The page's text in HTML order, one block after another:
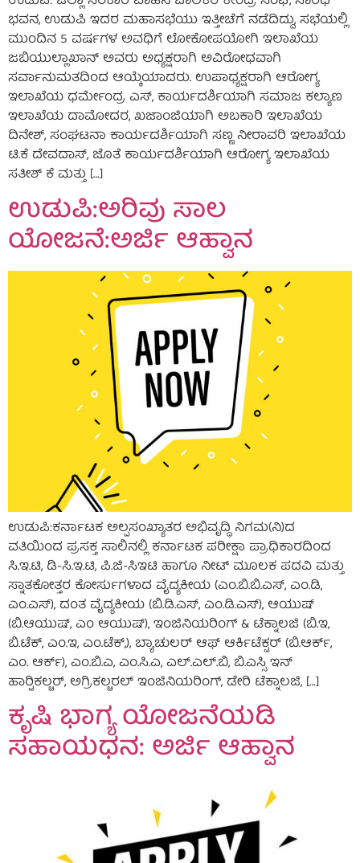
ಭವನ, ಉಡುಪಿ ಇದರ ಮಹಾಸಭೆಯು ಇತ್ತೀಚೆಗೆ ನಡೆದಿದ್ದು, ಸಭೆಯಲ್ಲಿ
ಮುಂದಿನ 5 ವರ್ಷಗಳ ಅವಧಿಗೆ ಲೋಕೋಪಯೋಗಿ ಇಲಾಖೆಯ
ಜಬಿಯುಲ್ಲಾಖಾನ್ ಅವರು ಅಧ್ಯಕ್ಷರಾಗಿ ಅವಿರೋಧವಾಗಿ
ಸರ್ವಾನುಮತದಿಂದ ಆಯ್ಕೆಯಾದರು. ಉಪಾಧ್ಯಕ್ಷರಾಗಿ ಆರೋಗ್ಯ
ಇಲಾಖೆಯ ಧರ್ಮೇಂದ್ರ ಎಸ್, ಕಾರ್ಯದರ್ಶಿಯಾಗಿ ಸಮಾಜ ಕಲ್ಯಾಣ
ಇಲಾಖೆಯ ದಾಮೋದರ, ಖಜಾಂಜಿಯಾಗಿ ಅಬಕಾರಿ ಇಲಾಖೆಯ
ದಿನೇಶ್, ಸಂಘಟನಾ ಕಾರ್ಯದರ್ಶಿಯಾಗಿ ಸಣ್ಣ ನೀರಾವರಿ ಇಲಾಖೆಯ
ಟಿ.ಕೆ ದೇವದಾಸ್, ಜೊತೆ ಕಾರ್ಯದರ್ಶಿಯಾಗಿ ಆರೋಗ್ಯ ಇಲಾಖೆಯ
ಸತೀಶ್ ಕೆ ಮತ್ತು […]
ಉಡುಪಿ:ಅರಿವು ಸಾಲ
ಯೋಜನೆ:ಅರ್ಜಿ ಆಹ್ವಾನ
ಉಡುಪಿ:ಕರ್ನಾಟಕ ಅಲ್ಪಸಂಖ್ಯಾತರ ಅಭಿವೃದ್ಧಿ ನಿಗಮ(ನಿ)ದ
ವತಿಯಿಂದ ಪ್ರಸಕ್ತ ಸಾಲಿನಲ್ಲಿ ಕರ್ನಾಟಕ ಪರೀಕ್ಷಾ ಪ್ರಾಧಿಕಾರದಿಂದ
ಸಿ.ಇ.ಟಿ, ಡಿ-ಸಿ.ಇ.ಟಿ, ಪಿ.ಜಿ-ಸಿಇಟಿ ಹಾಗೂ ನೀಟ್ ಮೂಲಕ ಪದವಿ ಮತ್ತು
ಸ್ನಾತಕೋತ್ತರ ಕೋರ್ಸುಗಳಾದ ವೈದ್ಯಕೀಯ (ಎಂ.ಬಿ.ಬಿ.ಎಸ್, ಎಂ.ಡಿ,
ಎಂ.ಎಸ್), ದಂತ ವೈದ್ಯಕೀಯ (ಬಿ.ಡಿ.ಎಸ್, ಎಂ.ಡಿ.ಎಸ್), ಆಯುಷ್
(ಬಿ.ಆಯುಷ್, ಎಂ ಆಯುಷ್), ಇಂಜಿನಿಯರಿಂಗ್ & ಟೆಕ್ನಾಲಜಿ (ಬಿ.ಇ,
ಬಿ.ಟೆಕ್, ಎಂ.ಇ, ಎಂ.ಟೆಕ್,), ಬ್ಯಾಚುಲರ್ ಆಫ್ ಆರ್ಕಿಟೆಕ್ಟರ್ (ಬಿ.ಆರ್ಕ್,
ಎಂ. ಆರ್ಕ್), ಎಂ.ಬಿ.ಎ, ಎಂ.ಸಿ.ಎ, ಎಲ್.ಎಲ್.ಬಿ, ಬಿ.ಎಸ್ಸಿ ಇನ್
ಹಾರ‍್ಟಿಕಲ್ಚರ್, ಅಗ್ರಿಕಲ್ಚರಲ್ ಇಂಜಿನಿಯರಿಂಗ್, ಡೇರಿ ಟೆಕ್ನಾಲಜಿ, […]
ಕೃಷಿ ಭಾಗ್ಯ ಯೋಜನೆಯಡಿ
ಸಹಾಯಧನ: ಅರ್ಜಿ ಆಹ್ವಾನ